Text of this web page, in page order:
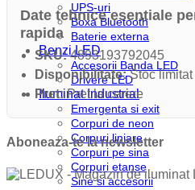
UPS-uri
Boxa Bluetooth
Baterie externa
Benzi LED
Accesorii Banda LED
Drivere LED
Iluminat Industrial
Emergenta si exit
Corpuri de neon
Corpuri liniare
Corpuri pe sina
Corpuri etanse
Sine si accesorii
Date tehnice esentiale
rapida
SKU:4893193792045
Disponibilitate:Stoc limitat
Pret:Pret la cerere
Aboneaza-te la newsletter